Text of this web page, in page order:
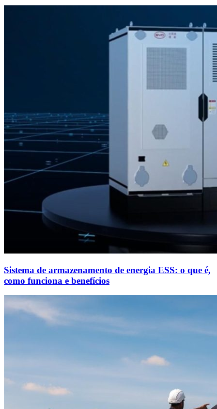
Sistema de armazenamento de energia ESS: o que é,
como funciona e benefícios